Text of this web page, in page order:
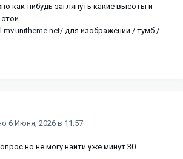
как-нибудь заглянуть какие высоты и
для изображений / тумб /
6 Июня, 2026 в 11:57
но не могу найти уже минут 30.